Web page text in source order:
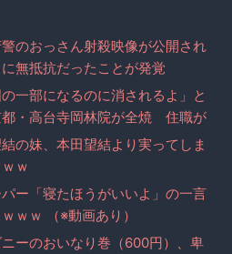
警のおっさん射殺映像が公開され
無抵抗だったことが発覚
の一部になるのに消されるよ」と
都・高台寺岡林院が全焼 住職が
迫されていた事実が判明
結の妹、本田望結より実ってしま
ｗ
ー「寝たほうがいいよ」の一言
ｗｗ （※動画あり）
ニーのおいなり巻（600円）、卑